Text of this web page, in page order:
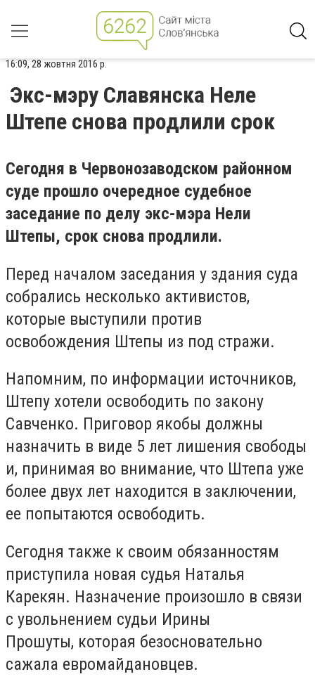
16:09, 28 жовтня 2016 р.
Экс-мэру Славянска Неле
Штепе снова продлили срок
Сегодня в Червонозаводском районном
суде прошло очередное судебное
заседание по делу экс-мэра Нели
Штепы, срок снова продлили.
Перед началом заседания у здания суда
собрались несколько активистов,
которые выступили против
освобождения Штепы из под стражи.
Напомним, по информации источников,
Штепу хотели освободить по закону
Савченко. Приговор якобы должны
назначить в виде 5 лет лишения свободы
и, принимая во внимание, что Штепа уже
более двух лет находится в заключении,
ее попытаются освободить.
Сегодня также к своим обязанностям
приступила новая судья Наталья
Карекян. Назначение произошло в связи
с увольнением судьи Ирины
Прошуты, которая безосновательно
сажала евромайдановцев.